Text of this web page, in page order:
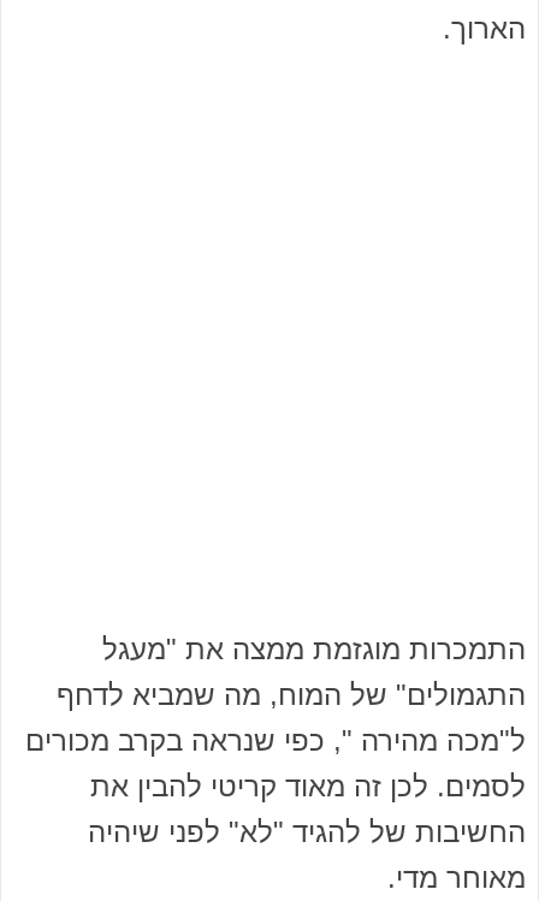
הארוך.
התמכרות מוגזמת ממצה את "מעגל
התגמולים" של המוח, מה שמביא לדחף
ל"מכה מהירה ", כפי שנראה בקרב מכורים
לסמים. לכן זה מאוד קריטי להבין את
החשיבות של להגיד "לא" לפני שיהיה
מאוחר מדי.